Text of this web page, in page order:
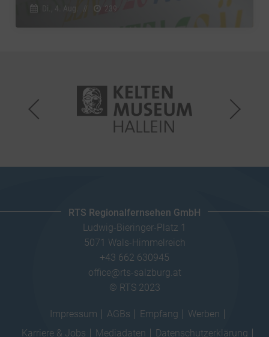
Di., 4. Aug. // 239
RTS Regionalfernsehen GmbH
Ludwig-Bieringer-Platz 1
5071 Wals-Himmelreich
+43 662 630945
office@rts-salzburg.at
© RTS 2023
Impressum AGBs Empfang
Werben
Karriere & Jobs
Mediadaten Datenschutzerklärung